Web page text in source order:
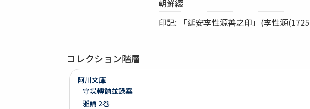
朝鮮綴
印記: 「延安李性源善之印」(李性源
コレクション階層
阿川文庫
守堞轉餉並録案
雅誦 2巻